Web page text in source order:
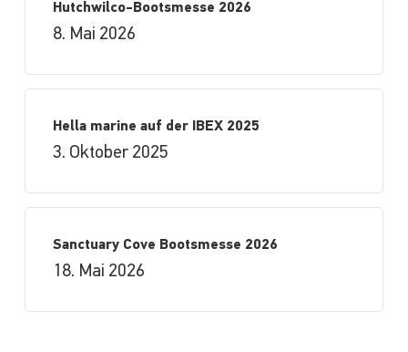
Hutchwilco-Bootsmesse 2026
8. Mai 2026
Hella marine auf der IBEX 2025
3. Oktober 2025
Sanctuary Cove Bootsmesse 2026
18. Mai 2026